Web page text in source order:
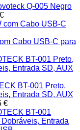
Q-005 Negro
€
Cabo USB-C para
BT-001 Preto,
Entrada SD, AUX
€